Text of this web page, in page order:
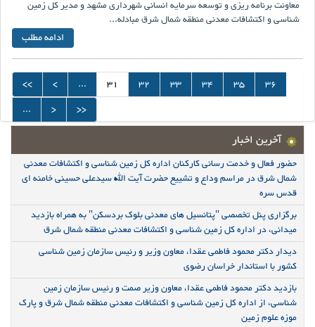
معاونت برنامه ریزی و توسعه سرمایه انسانی شهرداری مشهد و مدیر کل زمین
شناسی و اکتشافات معدنی منطقه شمال شرق مبادله...
ادامه مطلب
<< < ... 31 32 33 34 35
36
...
> >>
آخرین اخبار
حضور فعال و خدمت رسانی کارکنان اداره کل زمین شناسی و اکتشافات معدنی
شمال شرق در مراسم وداع و تشییع حضرت آیت الله سیدعلی حسینی خامنه ای
قدس سره
برگزاری پنل تخصصی "پتانسیل های معدنی بلوک بردسکن" به همراه بازدید
میدانی، در اداره کل زمین شناسی و اکتشافات معدنی منطقه شمال شرق
دیدار دکتر محمود فاطمی عقدا، معاون وزیر و رئیس سازمان زمین شناسی
کشور با استاندار خراسان رضوی
بازدید دکتر محمود فاطمی عقدا، معاون وزیر صمت و رئیس سازمان زمین
شناسی، از اداره کل زمین شناسی و اکتشافات معدنی منطقه شمال شرق و پارک
موزه علوم زمین